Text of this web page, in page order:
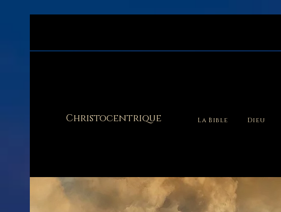
Christocentrique La Bible Dieu